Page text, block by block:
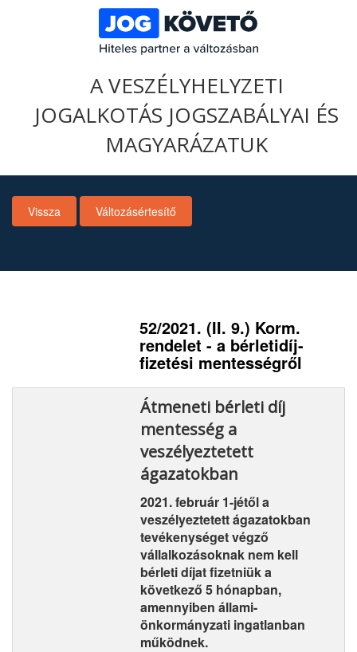
A VESZÉLYHELYZETI
JOGALKOTÁS JOGSZABÁLYAI ÉS
MAGYARÁZATUK
Vissza Változásértesítő
52/2021. (II. 9.) Korm.
rendelet - a bérletidíj-
fizetési mentességről
Átmeneti bérleti díj
mentesség a
veszélyeztetett
ágazatokban
2021. február 1-jétől a
veszélyeztetett ágazatokban
tevékenységet végző
vállalkozásoknak nem kell
bérleti díjat fizetniük a
következő 5 hónapban,
amennyiben állami-
önkormányzati ingatlanban
működnek.